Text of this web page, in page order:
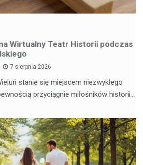
Wirtualny Teatr Historii podczas
7 sierpnia 2026
stanie się miejscem niezwykłego
przyciągnie miłośników historii…